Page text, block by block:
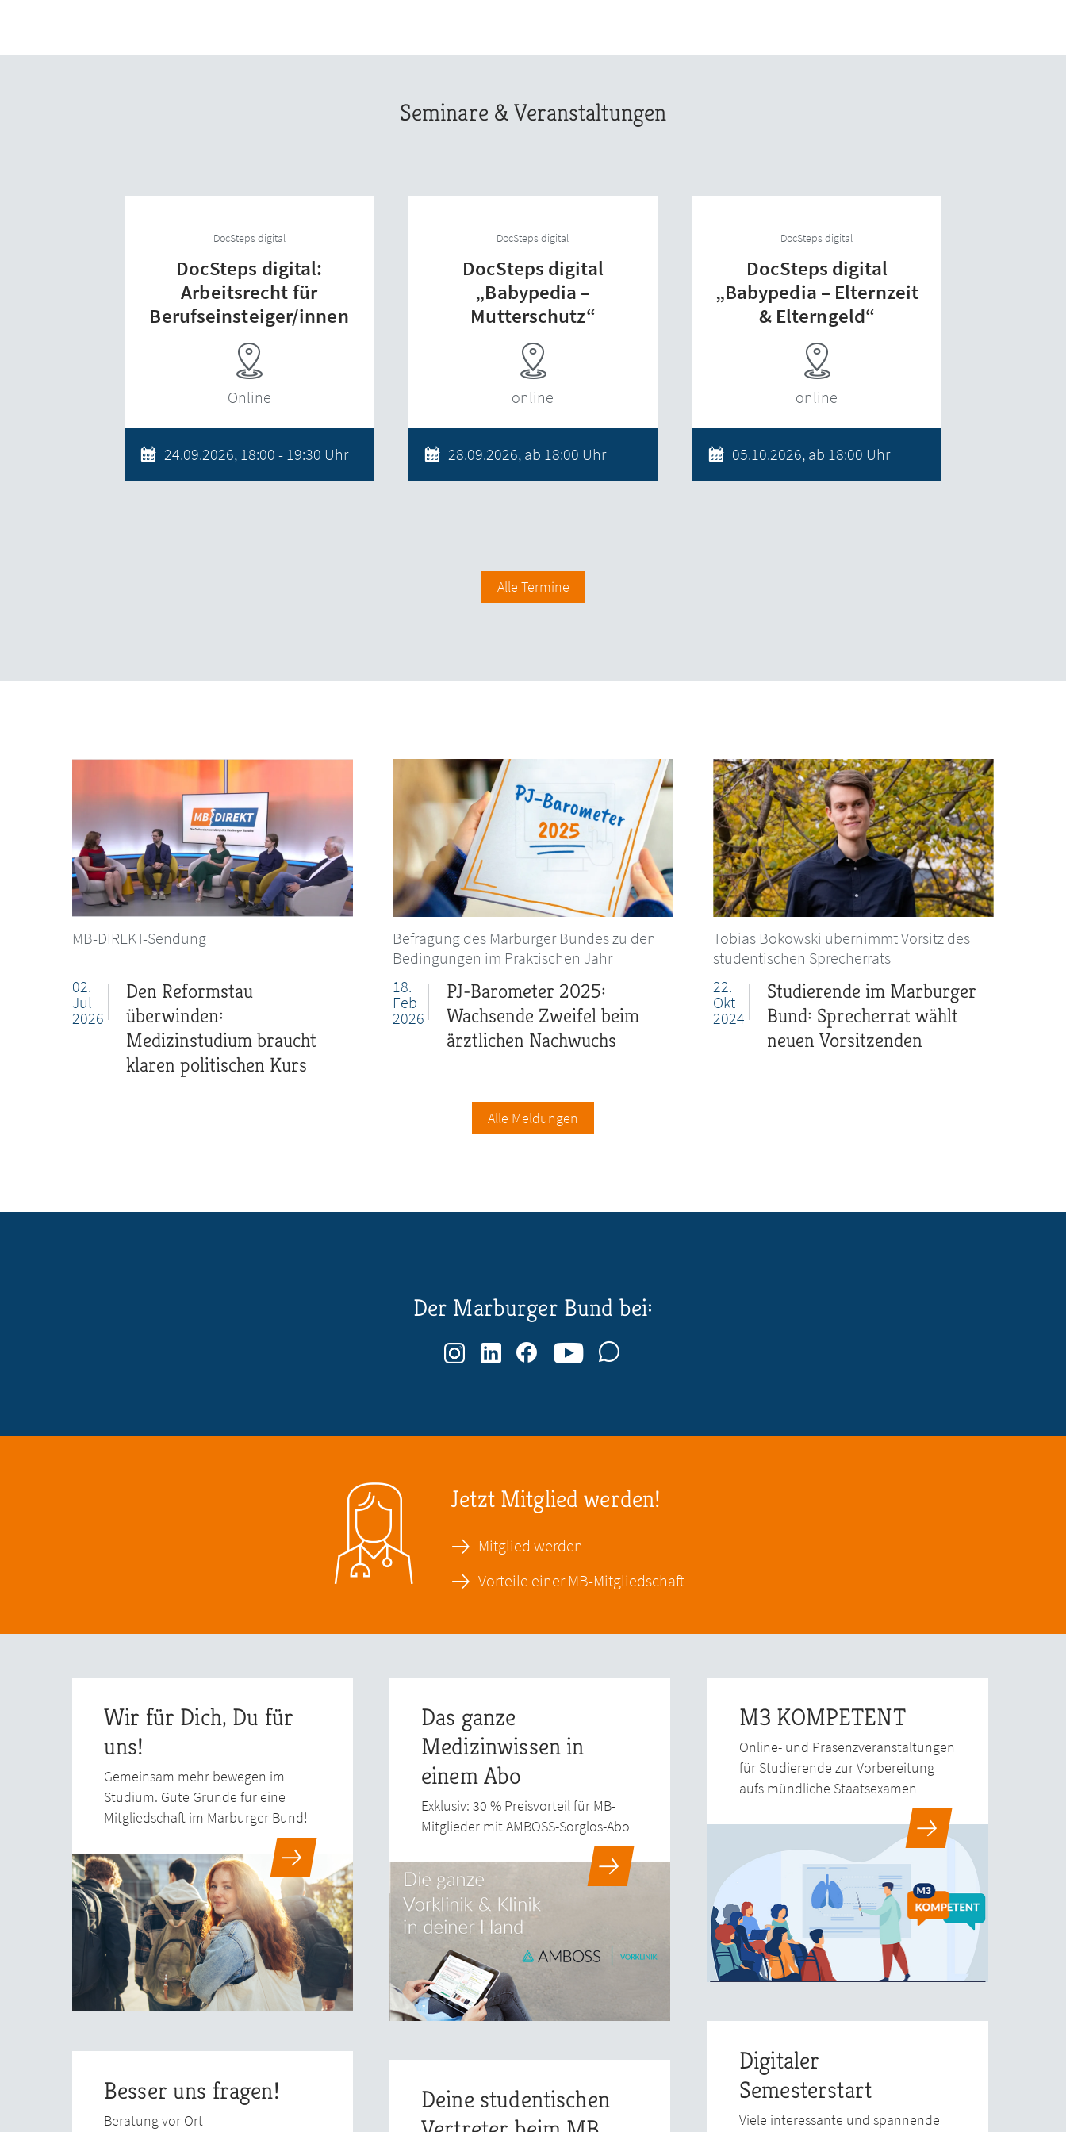
Seminare & Veranstaltungen
DocSteps digital
DocSteps digital:
Arbeitsrecht für
Berufseinsteiger/innen
Online
24.09.2026, 18:00 - 19:30 Uhr
DocSteps digital
DocSteps digital
„Babypedia –
Mutterschutz“
online
28.09.2026, ab 18:00 Uhr
DocSteps digital
DocSteps digital
„Babypedia – Elternzeit
& Elterngeld“
online
05.10.2026, ab 18:00 Uhr
Alle Termine
MB-DIREKT-Sendung
02.
Jul
2026
Den Reformstau
überwinden:
Medizinstudium braucht
klaren politischen Kurs
Befragung des Marburger Bundes zu den
Bedingungen im Praktischen Jahr
18.
Feb
2026
PJ-Barometer 2025:
Wachsende Zweifel beim
ärztlichen Nachwuchs
Tobias Bokowski übernimmt Vorsitz des
studentischen Sprecherrats
22.
Okt
2024
Studierende im Marburger
Bund: Sprecherrat wählt
neuen Vorsitzenden
Alle Meldungen
Der Marburger Bund bei:
Jetzt Mitglied werden!
Mitglied werden
Vorteile einer MB-Mitgliedschaft
Wir für Dich, Du für
uns!
Gemeinsam mehr bewegen im
Studium. Gute Gründe für eine
Mitgliedschaft im Marburger Bund!
Das ganze
Medizinwissen in
einem Abo
Exklusiv: 30 % Preisvorteil für MB-
Mitglieder mit AMBOSS-Sorglos-Abo
M3 KOMPETENT
Online- und Präsenzveranstaltungen
für Studierende zur Vorbereitung
aufs mündliche Staatsexamen
Digitaler
Semesterstart
Viele interessante und spannende
Besser uns fragen!
Beratung vor Ort
Deine studentischen